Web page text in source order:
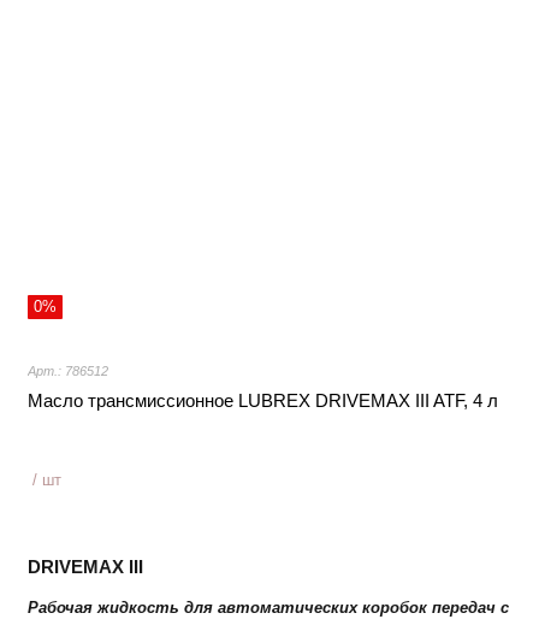
0%
Арт.: 786512
Масло трансмиссионное LUBREX DRIVEMAX III ATF, 4 л
/ шт
DRIVEMAX III
Рабочая жидкость для автоматических коробок передач с